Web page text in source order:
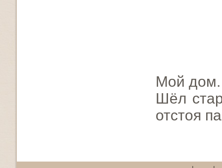
Мой дом.
Шёл
отстоя